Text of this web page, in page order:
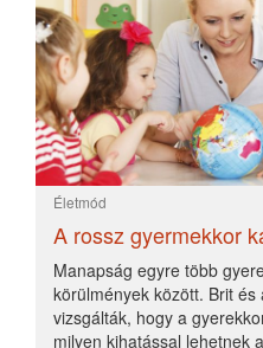
Manapság egyre több
körülmények között. Brit
vizsgálták, hogy a
milyen kihatással lehetnek
Életmód
Adventista
A National Geographic
számában beszámolt arról,
olyan népcsoport van,
aránya rendkívül magas.
Életmód